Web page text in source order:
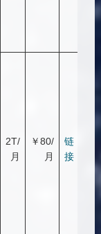
2T/
月
￥80/
月
链
接